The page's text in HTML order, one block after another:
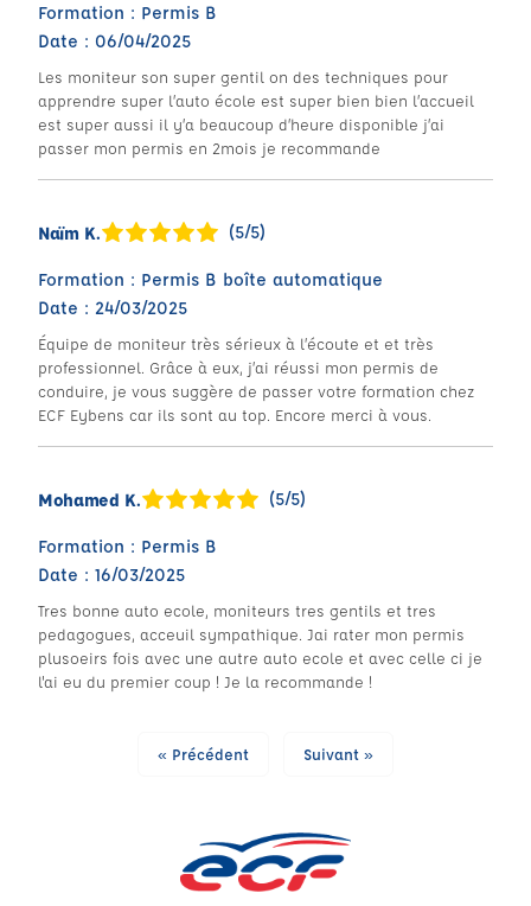
Formation : Permis B
Date : 06/04/2025
Les moniteur son super gentil on des techniques pour
apprendre super l’auto école est super bien bien l’accueil
est super aussi il y’a beaucoup d’heure disponible j’ai
passer mon permis en 2mois je recommande
Naïm K. (5/5)
Formation : Permis B boîte automatique
Date : 24/03/2025
Équipe de moniteur très sérieux à l’écoute et et très
professionnel. Grâce à eux, j’ai réussi mon permis de
conduire, je vous suggère de passer votre formation chez
ECF Eybens car ils sont au top. Encore merci à vous.
Mohamed K. (5/5)
Formation : Permis B
Date : 16/03/2025
Tres bonne auto ecole, moniteurs tres gentils et tres
pedagogues, acceuil sympathique. Jai rater mon permis
plusoeirs fois avec une autre auto ecole et avec celle ci je
l'ai eu du premier coup ! Je la recommande !
« Précédent Suivant »